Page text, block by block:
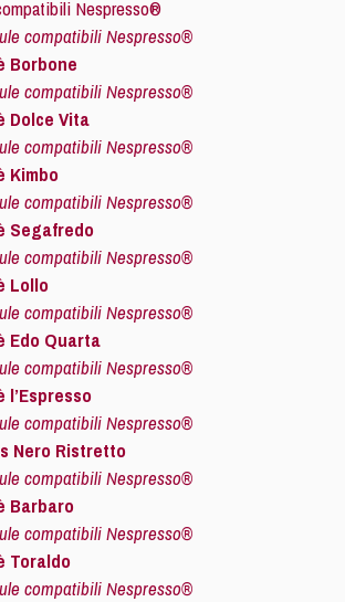
Nespresso®
compatibili Nespresso®
Borbone
compatibili Nespresso®
Dolce Vita
compatibili Nespresso®
Kimbo
compatibili Nespresso®
Segafredo
compatibili Nespresso®
Lollo
compatibili Nespresso®
Edo Quarta
compatibili Nespresso®
l’Espresso
compatibili Nespresso®
Nero Ristretto
compatibili Nespresso®
Barbaro
compatibili Nespresso®
Toraldo
compatibili Nespresso®